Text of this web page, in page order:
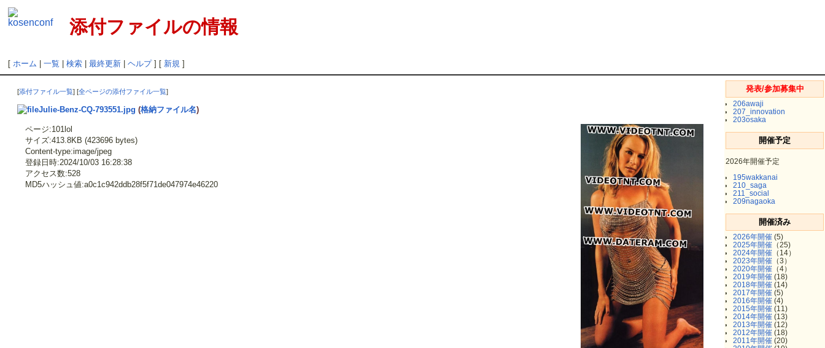
添付ファイルの情報
[ホーム |一覧 |検索 |最終更新 |ヘルプ] [ 新規 ]
[添付ファイル一覧] [全ページの添付ファイル一覧]
Julie-Benz-CQ-793551.jpg (格納ファイル名)
ページ:101lol
サイズ:413.8KB (423696 bytes)
Content-type:image/jpeg
登録日時:2024/10/03 16:28:38
アクセス数:528
MD5ハッシュ値:a0c1c942ddb28f5f71de047974e46220
発表/参加募集中
206awaji
207_innovation
203osaka
開催予定
2026年開催予定
195wakkanai
210_saga
211_social
209nagaoka
開催済み
2026年開催 (5)
2025年開催 （25)
2024年開催 （14）
2023年開催 （3）
2020年開催 （4）
2019年開催 (18)
2018年開催 (14)
2017年開催 (5)
2016年開催 (4)
2015年開催 (11)
2014年開催 (13)
2013年開催 (12)
2012年開催 (18)
2011年開催 (20)